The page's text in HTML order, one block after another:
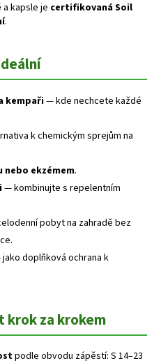
a kapsle je certifikovaná Soil
.
kempaři— kde nechcete každé
k chemickým sprejům na
ekzémem.
— kombinujte s repelentním
pobyt na zahradě bez
doplňková ochrana k
krok za krokem
podle obvodu zápěstí: S 14–23